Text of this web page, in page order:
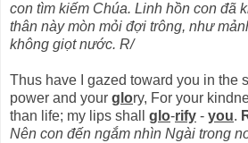
con tìm kiếm Chúa. Linh hồn con đã
thân này mòn mỏi đợi trông, như
không giọt nước. R/
Thus have I gazed toward you in the
power and your glory, For your
than life; my lips shall glo-rify - you.
Nên con đến ngắm nhìn Ngài trong